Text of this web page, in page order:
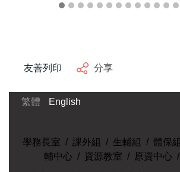
友善列印 分享
繁體 English
學務長室 / 課外組 / 生輔組 / 體保組
輔中心 / 資源教室 / 原資中心 /